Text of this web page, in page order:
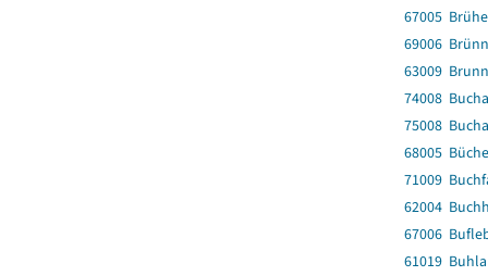
67005
69006
63009
74008 Bucha
75008 Bucha
68005
71009
62004
67006
61019 Buhla